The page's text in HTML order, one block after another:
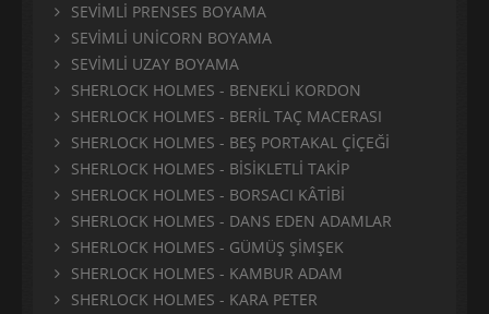
SEVİMLİ PRENSES BOYAMA
SEVİMLİ UNİCORN BOYAMA
SEVİMLİ UZAY BOYAMA
SHERLOCK HOLMES - BENEKLİ KORDON
SHERLOCK HOLMES - BERİL TAÇ MACERASI
SHERLOCK HOLMES - BEŞ PORTAKAL ÇİÇEĞİ
SHERLOCK HOLMES - BİSİKLETLİ TAKİP
SHERLOCK HOLMES - BORSACI KÂTİBİ
SHERLOCK HOLMES - DANS EDEN ADAMLAR
SHERLOCK HOLMES - GÜMÜŞ ŞİMŞEK
SHERLOCK HOLMES - KAMBUR ADAM
SHERLOCK HOLMES - KARA PETER